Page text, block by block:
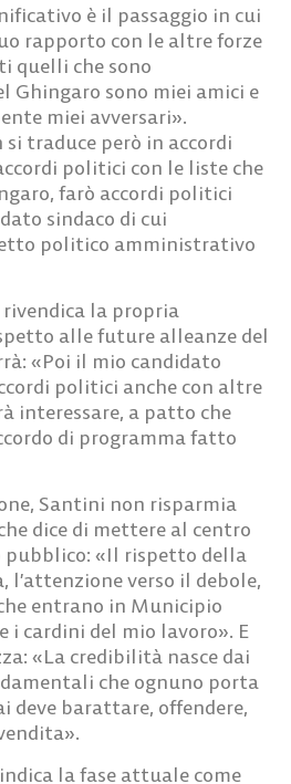
è il passaggio in cui
rapporto con le altre forze
quelli che sono
Ghingaro sono miei amici e
miei avversari».
si traduce però in accordi
politici con le liste che
farò accordi politici
sindaco di cui
politico amministrativo
rivendica la propria
alle future alleanze del
«Poi il mio candidato
politici anche con altre
interessare, a patto che
di programma fatto
Santini non risparmia
dice di mettere al centro
pubblico: «Il rispetto della
l’attenzione verso il debole,
entrano in Municipio
i cardini del mio lavoro». E
«La credibilità nasce dai
che ognuno porta
deve barattare, offendere,
la fase attuale come